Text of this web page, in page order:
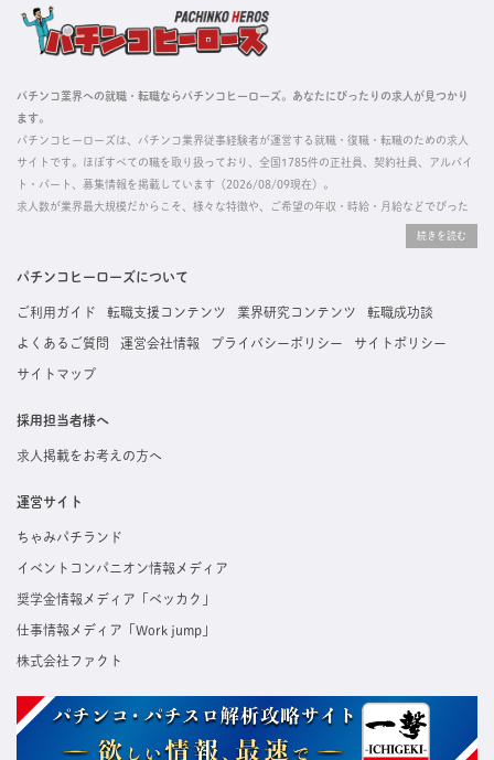
パチンコ業界への就職・転職ならパチンコヒーローズ。あなたにぴったりの求人が見つかり
ます。
パチンコヒーローズは、パチンコ業界従事経験者が運営する就職・復職・転職のための求人
サイトです。ほぼすべての職を取り扱っており、全国1785件の正社員、契約社員、アルバイ
ト・パート、募集情報を掲載しています（2026/08/09現在）。
求人数が業界最大規模だからこそ、様々な特徴や、ご希望の年収・時給・月給などでぴった
掲載している求人は、すべて契約法人様から寄せられた正規の求人情報です。応募いただい
た内容はすぐに直接事業所に届くためスムーズに転職・復職できます。
パチンコヒーローズについて
ご利用ガイド 転職支援コンテンツ 業界研究コンテンツ 転職成功談
よくあるご質問 運営会社情報 プライバシーポリシー サイトポリシー
サイトマップ
採用担当者様へ
求人掲載をお考えの方へ
運営サイト
ちゃみパチランド
イベントコンパニオン情報メディア
奨学金情報メディア「ベッカク」
仕事情報メディア「Work jump」
株式会社ファクト